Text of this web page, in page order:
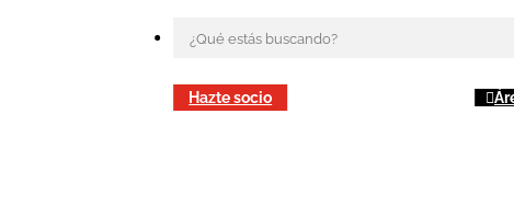
Hazte socio